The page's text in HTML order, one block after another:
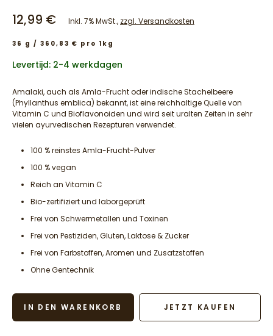
12,99 € Inkl. 7% MwSt., zzgl. Versandkosten
36 g / 360,83 € pro 1kg
Levertijd: 2-4 werkdagen
Amalaki, auch als Amla-Frucht oder indische Stachelbeere
(Phyllanthus emblica) bekannt, ist eine reichhaltige Quelle von
Vitamin C und Bioflavonoiden und wird seit uralten Zeiten in sehr
vielen ayurvedischen Rezepturen verwendet.
100 % reinstes Amla-Frucht-Pulver
100 % vegan
Reich an Vitamin C
Bio-zertifiziert und laborgeprüft
Frei von Schwermetallen und Toxinen
Frei von Pestiziden, Gluten, Laktose & Zucker
Frei von Farbstoffen, Aromen und Zusatzstoffen
Ohne Gentechnik
IN DEN WARENKORB JETZT KAUFEN